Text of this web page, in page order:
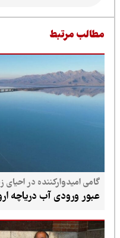
مرتبط
گامی امیدوارکننده در احیای
عبور ورودی آب دریاچه ارومیه از ۴.۵ میلیارد